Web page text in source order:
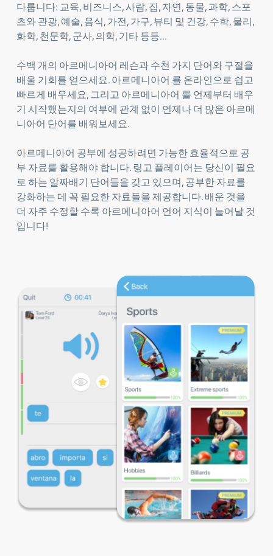
다룹니다: 교육, 비즈니스, 사람, 집, 자연, 동물, 과학, 스포
츠와 관광, 예술, 음식, 가전, 가구, 뷰티 및 건강, 수학, 물리,
화학, 천문학, 군사, 의학, 기타 등등...
수백 개의 아르메니아어 레슨과 수천 가지 단어와 구절을
배울 기회를 얻으세요. 아르메니아어 를 온라인으로 쉽고
빠르게 배우세요, 그리고 아르메니아어 를 언제부터 배우
기 시작했는지의 여부에 관계 없이 언제나 더 많은 아르메
니아어 단어를 배워보세요.
아르메니아어 공부에 성공하려면 가능한 효율적으로 공
부 자료를 활용해야 합니다. 링고 플레이어는 당신이 필요
로 하는 알짜배기 단어들을 갖고 있으며, 공부한 자료를
강화하는 데 꼭 필요한 자료들을 제공합니다. 배운 것을
더 자주 수정할 수록 아르메니아어 언어 지식이 늘어날 것
입니다!